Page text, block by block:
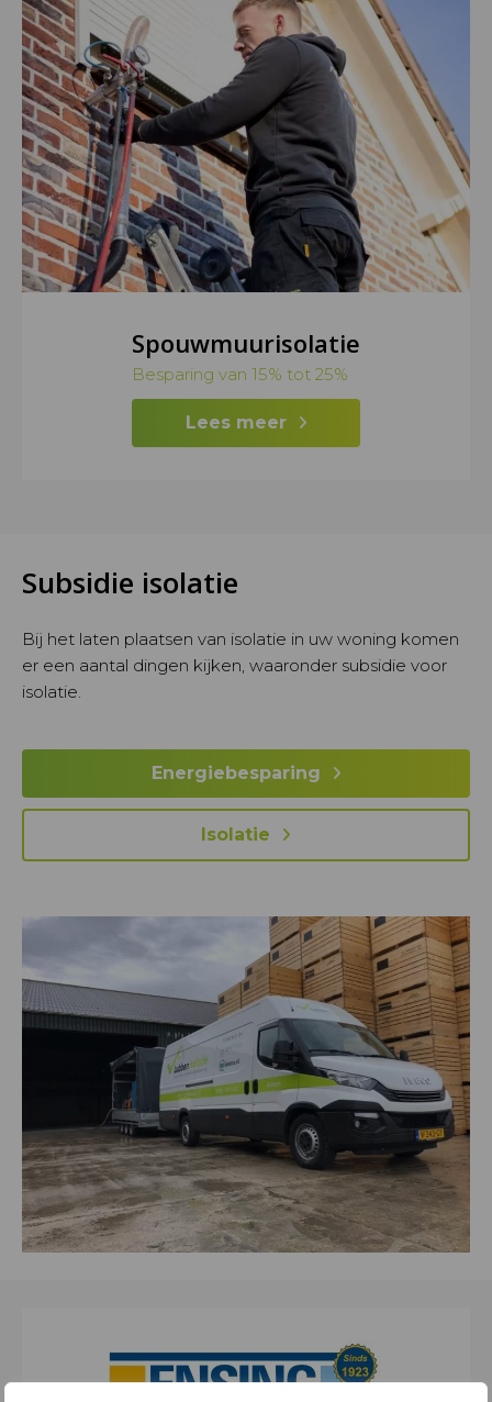
Spouwmuurisolatie
Besparing van 15% tot 25%
Lees meer
Subsidie isolatie
Bij het laten plaatsen van isolatie in uw woning komen
er een aantal dingen kijken, waaronder subsidie voor
isolatie.
Energiebesparing
Isolatie